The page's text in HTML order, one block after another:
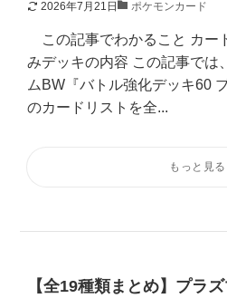
2026年7月21日 ポケモンカード
この記事でわかること カー
みデッキの内容 この記事では
ムBW『バトル強化デッキ60
のカードリストを全...
【全19種類まとめ】プラ